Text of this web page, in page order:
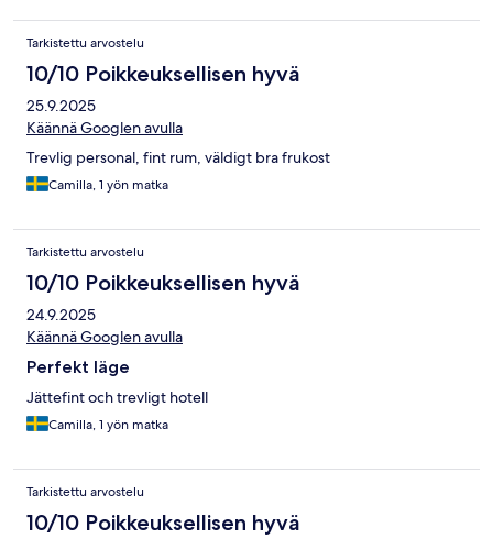
Tarkistettu arvostelu
10/10 Poikkeuksellisen hyvä
25.9.2025
Käännä Googlen avulla
Trevlig personal, fint rum, väldigt bra frukost
Camilla, 1 yön matka
Tarkistettu arvostelu
10/10 Poikkeuksellisen hyvä
24.9.2025
Käännä Googlen avulla
Perfekt läge
Jättefint och trevligt hotell
Camilla, 1 yön matka
Tarkistettu arvostelu
10/10 Poikkeuksellisen hyvä